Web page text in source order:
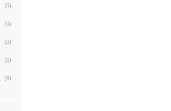
(0)
(0)
(0)
(0)
(0)